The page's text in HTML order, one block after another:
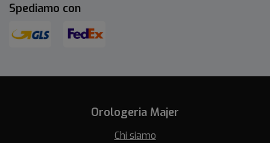
Spediamo con
Orologeria Majer
Chi siamo